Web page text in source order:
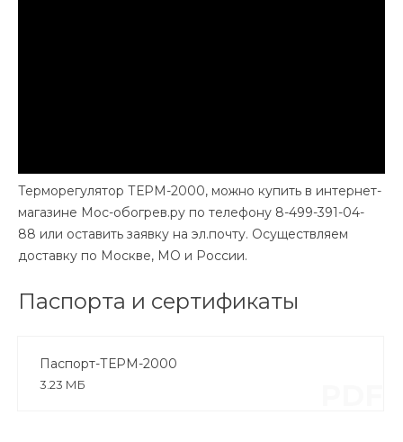
Терморегулятор ТЕРМ-2000, можно купить в интернет-
магазине Мос-обогрев.ру по телефону 8-499-391-04-
88 или оставить заявку на эл.почту. Осуществляем
доставку по Москве, МО и России.
Паспорта и сертификаты
Паспорт-ТЕРМ-2000
3.23 МБ